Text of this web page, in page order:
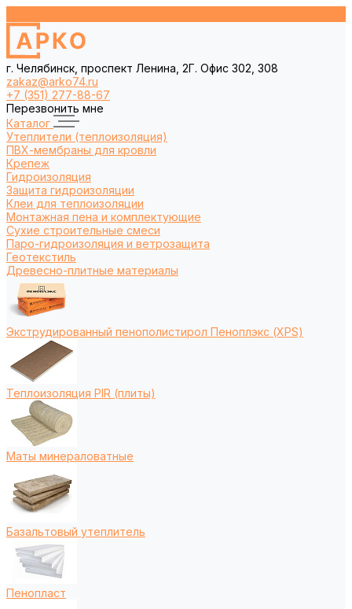
г. Челябинск, проспект Ленина, 2Г. Офис 302, 308
zakaz@arko74.ru
+7 (351) 277-88-67
Перезвонить мне
Каталог
Утеплители (теплоизоляция)
ПВХ-мембраны для кровли
Крепеж
Гидроизоляция
Защита гидроизоляции
Клеи для теплоизоляции
Монтажная пена и комплектующие
Сухие строительные смеси
Паро-гидроизоляция и ветрозащита
Геотекстиль
Древесно-плитные материалы
Экструдированный пенополистирол Пеноплэкс (XPS)
Теплоизоляция PIR (плиты)
Маты минераловатные
Базальтовый утеплитель
Пенопласт